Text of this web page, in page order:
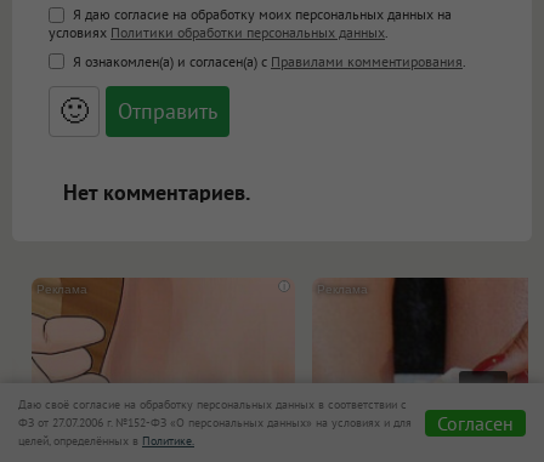
Поддержка HTML
<b>, <strong>, <u>, <i>, <em>, <s>, <big>,
<small>, <sup>, <sub>, <pre>, <ul>, <ol>, <li>,
<blockquote>, <code> экранирует HTML,
адреса URL автоматически становятся
ссылками, и [img]адрес[/img] будет
Я даю согласие на обработку моих персональных данных на
условиях Политики обработки персональных данных
Я ознакомлен(а) и согласен(а) с Правилами комментирования
🙂
Нет комментариев.
i
Даю своё согласие на обработку персональных данных в соответствии с
ФЗ от 27.07.2006 г. №152-ФЗ «О персональных данных» на условиях и для
целей, определённых в Политике.
Согласен